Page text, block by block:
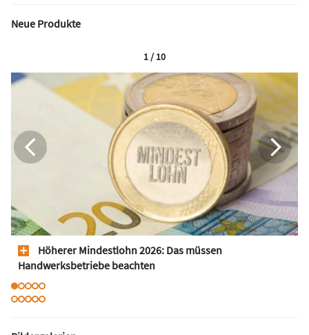
Neue Produkte
Höherer Mindestlohn 2026: Das müssen
Handwerksbetriebe beachten
1 / 10